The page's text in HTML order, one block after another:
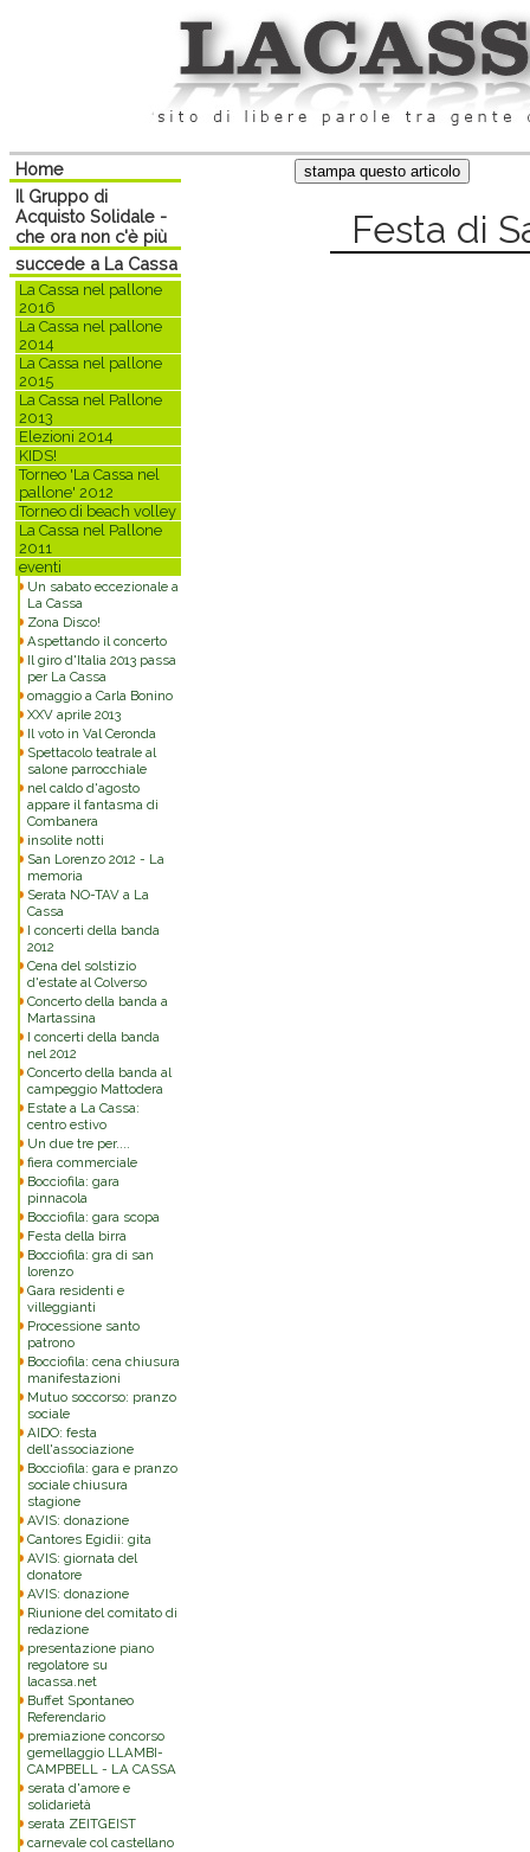
Home
Il Gruppo di
Acquisto Solidale -
che ora non c'è più
succede a La Cassa
La Cassa nel pallone
2016
La Cassa nel pallone
2014
La Cassa nel pallone
2015
La Cassa nel Pallone
2013
Elezioni 2014
KIDS!
Torneo 'La Cassa nel
pallone' 2012
Torneo di beach volley
La Cassa nel Pallone
2011
eventi
Un sabato eccezionale a
La Cassa
Zona Disco!
Aspettando il concerto
Il giro d'Italia 2013 passa
per La Cassa
omaggio a Carla Bonino
XXV aprile 2013
Il voto in Val Ceronda
Spettacolo teatrale al
salone parrocchiale
nel caldo d'agosto
appare il fantasma di
Combanera
insolite notti
San Lorenzo 2012 - La
memoria
Serata NO-TAV a La
Cassa
I concerti della banda
2012
Cena del solstizio
d'estate al Colverso
Concerto della banda a
Martassina
I concerti della banda
nel 2012
Concerto della banda al
campeggio Mattodera
Estate a La Cassa:
centro estivo
Un due tre per....
fiera commerciale
Bocciofila: gara
pinnacola
Bocciofila: gara scopa
Festa della birra
Bocciofila: gra di san
lorenzo
Gara residenti e
villeggianti
Processione santo
patrono
Bocciofila: cena chiusura
manifestazioni
Mutuo soccorso: pranzo
sociale
AIDO: festa
dell'associazione
Bocciofila: gara e pranzo
sociale chiusura
stagione
AVIS: donazione
Cantores Egidii: gita
AVIS: giornata del
donatore
AVIS: donazione
Riunione del comitato di
redazione
presentazione piano
regolatore su
lacassa.net
Buffet Spontaneo
Referendario
premiazione concorso
gemellaggio LLAMBI-
CAMPBELL - LA CASSA
serata d'amore e
solidarietà
serata ZEITGEIST
carnevale col castellano
Festa di